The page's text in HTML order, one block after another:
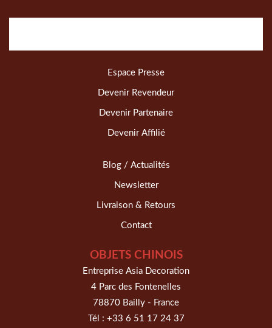
Espace Presse
Devenir Revendeur
Devenir Partenaire
Devenir Affilié
Blog / Actualités
Newsletter
Livraison & Retours
Contact
OBJETS CHINOIS
Entreprise Asia Decoration
4 Parc des Fontenelles
78870 Bailly - France
Tél : +33 6 51 17 24 37